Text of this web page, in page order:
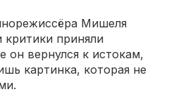
Мишеля
критики приняли
он вернулся к истокам,
картинка, которая не